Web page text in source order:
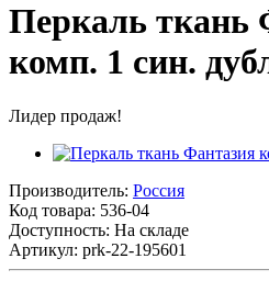
Перкаль ткань
комп. 1 син.
Лидер продаж!
Производитель: Россия
Код товара: 536-04
Доступность: На складе
Артикул: prk-22-195601